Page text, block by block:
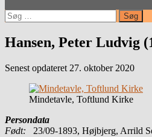
Søg
efter:
Hansen, Peter Ludvig
Senest opdateret 27. oktober 2020
Mindetavle, Toftlund Kirke
Persondata
Født: 23/09-1893, Højbjerg, Arrild